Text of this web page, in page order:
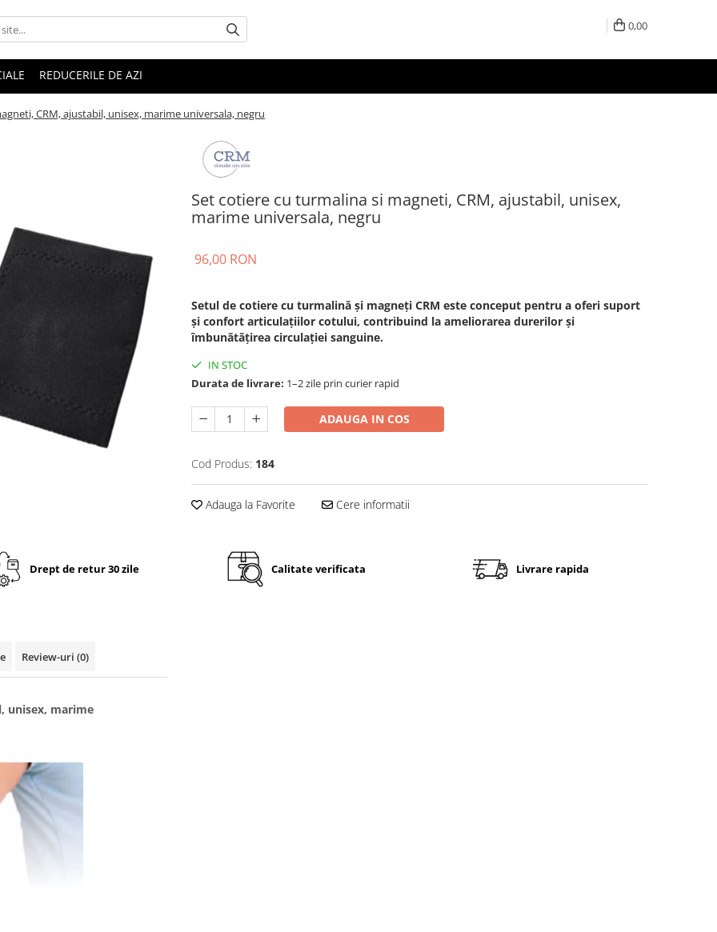
0,00
REDUCERILE DE AZI
CRM, ajustabil, unisex, marime universala, negru
Set cotiere cu turmalina si magneti, CRM, ajustabil, unisex,
marime universala, negru
96,00 RON
Setul de cotiere cu turmalină și magneți CRM este conceput pentru a oferi suport
și confort articulațiilor cotului, contribuind la ameliorarea durerilor și
îmbunătățirea circulației sanguine.
IN STOC
Durata de livrare: 1–2 zile prin curier rapid
ADAUGA IN COS
Cod Produs: 184
Adauga la Favorite Cere informatii
Drept de retur 30 zile Calitate verificata Livrare rapida
Review-uri (0)
unisex, marime